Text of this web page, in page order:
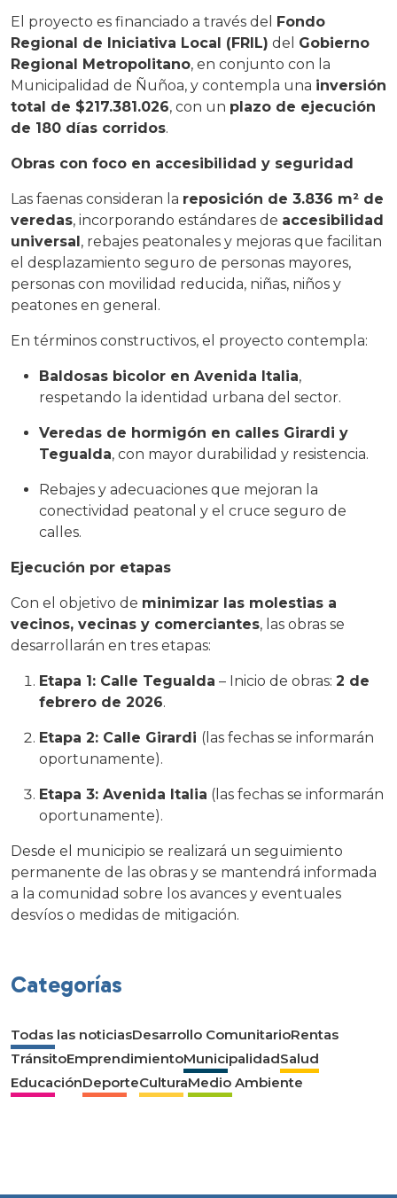
El proyecto es financiado a través del Fondo
Regional de Iniciativa Local (FRIL) del Gobierno
Regional Metropolitano, en conjunto con la
Municipalidad de Ñuñoa, y contempla una inversión
total de $217.381.026, con un plazo de ejecución
de 180 días corridos.
Obras con foco en accesibilidad y seguridad
Las faenas consideran la reposición de 3.836 m² de
veredas, incorporando estándares de accesibilidad
universal, rebajes peatonales y mejoras que facilitan
el desplazamiento seguro de personas mayores,
personas con movilidad reducida, niñas, niños y
peatones en general.
En términos constructivos, el proyecto contempla:
Baldosas bicolor en Avenida Italia,
respetando la identidad urbana del sector.
Veredas de hormigón en calles Girardi y
Tegualda, con mayor durabilidad y resistencia.
Rebajes y adecuaciones que mejoran la
conectividad peatonal y el cruce seguro de
calles.
Ejecución por etapas
Con el objetivo de minimizar las molestias a
vecinos, vecinas y comerciantes, las obras se
desarrollarán en tres etapas:
Etapa 1: Calle Tegualda – Inicio de obras: 2 de
febrero de 2026.
Etapa 2: Calle Girardi (las fechas se informarán
oportunamente).
Etapa 3: Avenida Italia (las fechas se informarán
oportunamente).
Desde el municipio se realizará un seguimiento
permanente de las obras y se mantendrá informada
a la comunidad sobre los avances y eventuales
desvíos o medidas de mitigación.
Categorías
Todas las noticiasDesarrollo ComunitarioRentas
TránsitoEmprendimientoMunicipalidadSalud
EducaciónDeporteCulturaMedio Ambiente